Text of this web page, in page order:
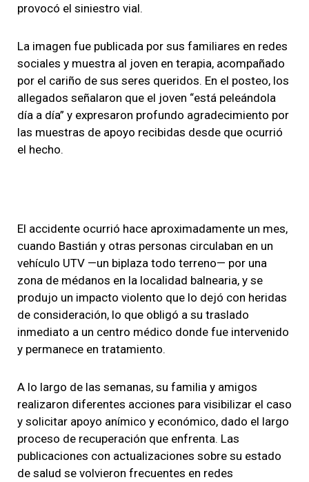
provocó el siniestro vial.
La imagen fue publicada por sus familiares en redes
sociales y muestra al joven en terapia, acompañado
por el cariño de sus seres queridos. En el posteo, los
allegados señalaron que el joven “está peleándola
día a día” y expresaron profundo agradecimiento por
las muestras de apoyo recibidas desde que ocurrió
el hecho.
El accidente ocurrió hace aproximadamente un mes,
cuando Bastián y otras personas circulaban en un
vehículo UTV —un biplaza todo terreno— por una
zona de médanos en la localidad balnearia, y se
produjo un impacto violento que lo dejó con heridas
de consideración, lo que obligó a su traslado
inmediato a un centro médico donde fue intervenido
y permanece en tratamiento.
A lo largo de las semanas, su familia y amigos
realizaron diferentes acciones para visibilizar el caso
y solicitar apoyo anímico y económico, dado el largo
proceso de recuperación que enfrenta. Las
publicaciones con actualizaciones sobre su estado
de salud se volvieron frecuentes en redes